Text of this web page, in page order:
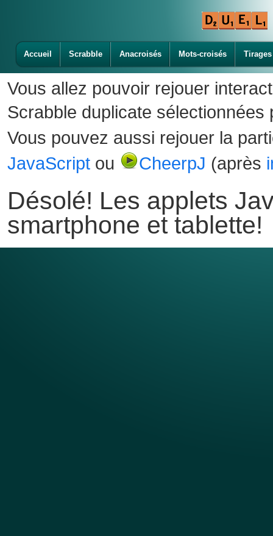
Accueil Scrabble Anacroisés Mots-croisés Tirages
Vous allez pouvoir rejouer
Scrabble duplicate sélectionnées
Vous pouvez aussi rejouer la
JavaScript ou CheerpJ (après
Désolé! Les applets
smartphone et tablette!